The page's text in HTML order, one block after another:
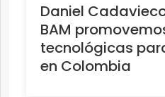
Daniel
BAM
tecnológicas
en Colombia